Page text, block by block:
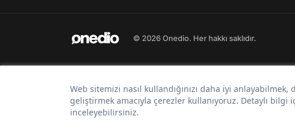
© 2026 Onedio. Her hakkı saklıdır.